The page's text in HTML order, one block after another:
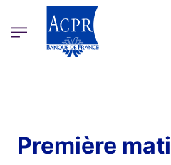
ACPR Menu Principal (French)
Première